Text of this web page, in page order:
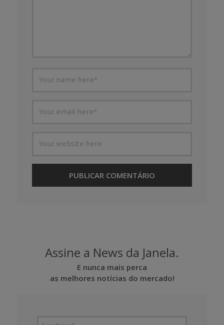
Assine a News da Janela.
E nunca mais perca
as melhores notícias do mercado!